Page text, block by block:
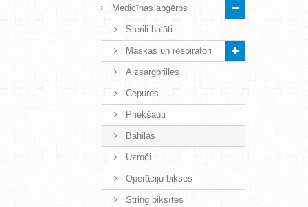
Medicīnas apģērbs
Sterili halāti
Maskas un respiratori
Aizsargbrilles
Cepures
Priekšauti
Bahilas
Uzroči
Operāciju bikses
String biksītes